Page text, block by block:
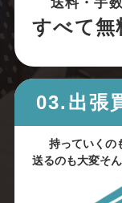
すべて無
03.出張
持っていくの
送るのも大変そ